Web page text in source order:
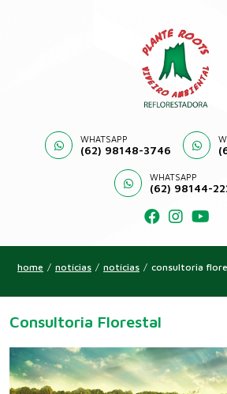
WHATSAPP
(62) 98148-3746
WHATSAPP
(62) 98144-
home / notícias / notícias / consultoria
Consultoria Florestal